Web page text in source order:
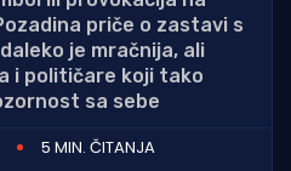
priče o zastavi s
je mračnija, ali
i političare koji tako
sa sebe
5 MIN. ČITANJA